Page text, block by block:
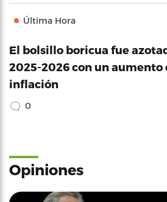
Última Hora
El bolsillo boricua fue
2025-2026 con un aumento
inflación
0
Opiniones